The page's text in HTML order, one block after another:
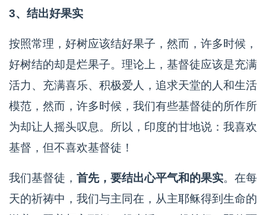
3、结出好果实
按照常理，好树应该结好果子，然而，许多时候，
好树结的却是烂果子。理论上，基督徒应该是充满
活力、充满喜乐、积极爱人，追求天堂的人和生活
模范，然而，许多时候，我们有些基督徒的所作所
为却让人摇头叹息。所以，印度的甘地说：我喜欢
基督，但不喜欢基督徒！
我们基督徒， 首先，要结出心平气和的果实。在每
天的祈祷中，我们与主同在，从主耶稣得到生命的